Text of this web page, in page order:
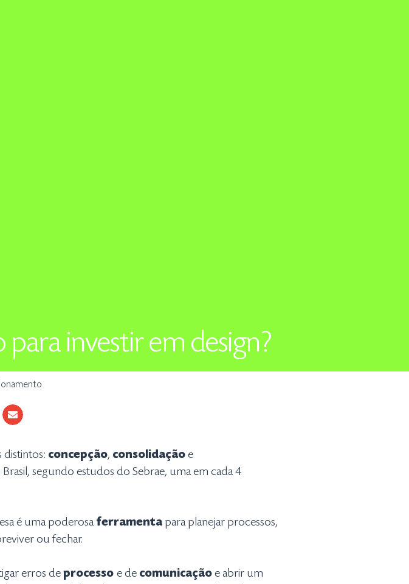
investir em design?
distintos: concepção, consolidaçãoe
segundo estudos do Sebrae, uma em cada 4
é uma poderosa ferramentapara planejar processos,
ou fechar.
erros deprocesso e de comunicaçãoe abrir um